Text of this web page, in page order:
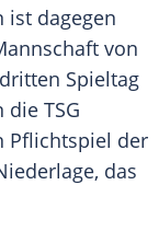
ist dagegen
von
Spieltag
TSG
Pflichtspiel der
das